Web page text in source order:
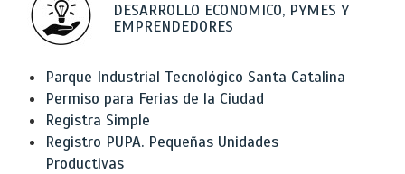
DESARROLLO ECONOMICO, PYMES Y
EMPRENDEDORES
Parque Industrial Tecnológico Santa Catalina
Permiso para Ferias de la Ciudad
Registra Simple
Registro PUPA. Pequeñas Unidades
Productivas